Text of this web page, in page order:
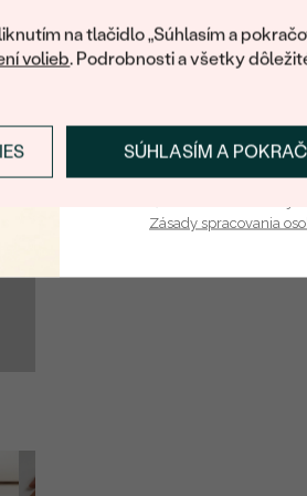
na tlačidlo „Súhlasím a
volieb. Podrobnosti a všetky
SÚHLASÍM A
KARÁTOVÁ VÁHA
ROZMERY:
FARBA:
TVAR:
Prihlásiť sa a
Zásady spracovania